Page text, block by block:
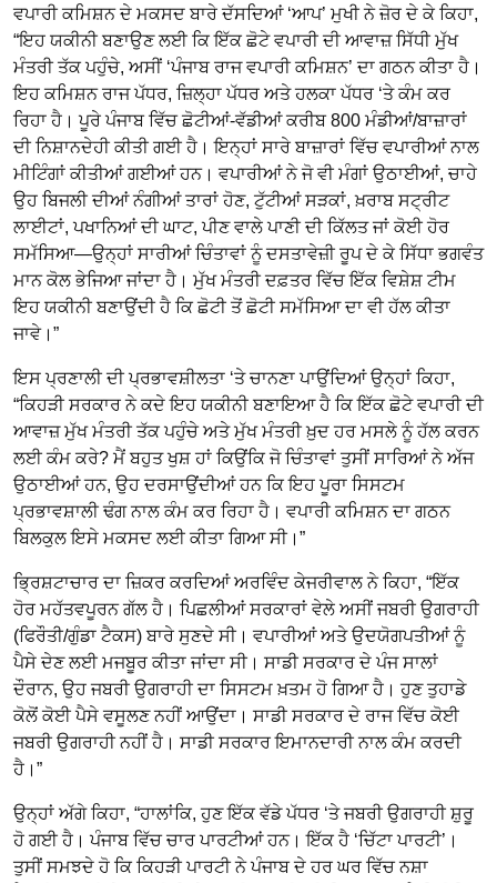
ਵਪਾਰੀ ਕਮਿਸ਼ਨ ਦੇ ਮਕਸਦ ਬਾਰੇ ਦੱਸਦਿਆਂ ‘ਆਪ’ ਮੁਖੀ ਨੇ ਜ਼ੋਰ ਦੇ ਕੇ ਕਿਹਾ,
“ਇਹ ਯਕੀਨੀ ਬਣਾਉਣ ਲਈ ਕਿ ਇੱਕ ਛੋਟੇ ਵਪਾਰੀ ਦੀ ਆਵਾਜ਼ ਸਿੱਧੀ ਮੁੱਖ
ਮੰਤਰੀ ਤੱਕ ਪਹੁੰਚੇ, ਅਸੀਂ ‘ਪੰਜਾਬ ਰਾਜ ਵਪਾਰੀ ਕਮਿਸ਼ਨ’ ਦਾ ਗਠਨ ਕੀਤਾ ਹੈ।
ਇਹ ਕਮਿਸ਼ਨ ਰਾਜ ਪੱਧਰ, ਜ਼ਿਲ੍ਹਾ ਪੱਧਰ ਅਤੇ ਹਲਕਾ ਪੱਧਰ ‘ਤੇ ਕੰਮ ਕਰ
ਰਿਹਾ ਹੈ। ਪੂਰੇ ਪੰਜਾਬ ਵਿੱਚ ਛੋਟੀਆਂ-ਵੱਡੀਆਂ ਕਰੀਬ 800 ਮੰਡੀਆਂ/ਬਾਜ਼ਾਰਾਂ
ਦੀ ਨਿਸ਼ਾਨਦੇਹੀ ਕੀਤੀ ਗਈ ਹੈ। ਇਨ੍ਹਾਂ ਸਾਰੇ ਬਾਜ਼ਾਰਾਂ ਵਿੱਚ ਵਪਾਰੀਆਂ ਨਾਲ
ਮੀਟਿੰਗਾਂ ਕੀਤੀਆਂ ਗਈਆਂ ਹਨ। ਵਪਾਰੀਆਂ ਨੇ ਜੋ ਵੀ ਮੰਗਾਂ ਉਠਾਈਆਂ, ਚਾਹੇ
ਉਹ ਬਿਜਲੀ ਦੀਆਂ ਨੰਗੀਆਂ ਤਾਰਾਂ ਹੋਣ, ਟੁੱਟੀਆਂ ਸੜਕਾਂ, ਖ਼ਰਾਬ ਸਟ੍ਰੀਟ
ਲਾਈਟਾਂ, ਪਖਾਨਿਆਂ ਦੀ ਘਾਟ, ਪੀਣ ਵਾਲੇ ਪਾਣੀ ਦੀ ਕਿੱਲਤ ਜਾਂ ਕੋਈ ਹੋਰ
ਸਮੱਸਿਆ—ਉਨ੍ਹਾਂ ਸਾਰੀਆਂ ਚਿੰਤਾਵਾਂ ਨੂੰ ਦਸਤਾਵੇਜ਼ੀ ਰੂਪ ਦੇ ਕੇ ਸਿੱਧਾ ਭਗਵੰਤ
ਮਾਨ ਕੋਲ ਭੇਜਿਆ ਜਾਂਦਾ ਹੈ। ਮੁੱਖ ਮੰਤਰੀ ਦਫ਼ਤਰ ਵਿੱਚ ਇੱਕ ਵਿਸ਼ੇਸ਼ ਟੀਮ
ਇਹ ਯਕੀਨੀ ਬਣਾਉਂਦੀ ਹੈ ਕਿ ਛੋਟੀ ਤੋਂ ਛੋਟੀ ਸਮੱਸਿਆ ਦਾ ਵੀ ਹੱਲ ਕੀਤਾ
ਜਾਵੇ।”
ਇਸ ਪ੍ਰਣਾਲੀ ਦੀ ਪ੍ਰਭਾਵਸ਼ੀਲਤਾ ‘ਤੇ ਚਾਨਣਾ ਪਾਉਂਦਿਆਂ ਉਨ੍ਹਾਂ ਕਿਹਾ,
“ਕਿਹੜੀ ਸਰਕਾਰ ਨੇ ਕਦੇ ਇਹ ਯਕੀਨੀ ਬਣਾਇਆ ਹੈ ਕਿ ਇੱਕ ਛੋਟੇ ਵਪਾਰੀ ਦੀ
ਆਵਾਜ਼ ਮੁੱਖ ਮੰਤਰੀ ਤੱਕ ਪਹੁੰਚੇ ਅਤੇ ਮੁੱਖ ਮੰਤਰੀ ਖ਼ੁਦ ਹਰ ਮਸਲੇ ਨੂੰ ਹੱਲ ਕਰਨ
ਲਈ ਕੰਮ ਕਰੇ? ਮੈਂ ਬਹੁਤ ਖੁਸ਼ ਹਾਂ ਕਿਉਂਕਿ ਜੋ ਚਿੰਤਾਵਾਂ ਤੁਸੀਂ ਸਾਰਿਆਂ ਨੇ ਅੱਜ
ਉਠਾਈਆਂ ਹਨ, ਉਹ ਦਰਸਾਉਂਦੀਆਂ ਹਨ ਕਿ ਇਹ ਪੂਰਾ ਸਿਸਟਮ
ਪ੍ਰਭਾਵਸ਼ਾਲੀ ਢੰਗ ਨਾਲ ਕੰਮ ਕਰ ਰਿਹਾ ਹੈ। ਵਪਾਰੀ ਕਮਿਸ਼ਨ ਦਾ ਗਠਨ
ਬਿਲਕੁਲ ਇਸੇ ਮਕਸਦ ਲਈ ਕੀਤਾ ਗਿਆ ਸੀ।”
ਭ੍ਰਿਸ਼ਟਾਚਾਰ ਦਾ ਜ਼ਿਕਰ ਕਰਦਿਆਂ ਅਰਵਿੰਦ ਕੇਜਰੀਵਾਲ ਨੇ ਕਿਹਾ, “ਇੱਕ
ਹੋਰ ਮਹੱਤਵਪੂਰਨ ਗੱਲ ਹੈ। ਪਿਛਲੀਆਂ ਸਰਕਾਰਾਂ ਵੇਲੇ ਅਸੀਂ ਜਬਰੀ ਉਗਰਾਹੀ
(ਫਿਰੌਤੀ/ਗੁੰਡਾ ਟੈਕਸ) ਬਾਰੇ ਸੁਣਦੇ ਸੀ। ਵਪਾਰੀਆਂ ਅਤੇ ਉਦਯੋਗਪਤੀਆਂ ਨੂੰ
ਪੈਸੇ ਦੇਣ ਲਈ ਮਜਬੂਰ ਕੀਤਾ ਜਾਂਦਾ ਸੀ। ਸਾਡੀ ਸਰਕਾਰ ਦੇ ਪੰਜ ਸਾਲਾਂ
ਦੌਰਾਨ, ਉਹ ਜਬਰੀ ਉਗਰਾਹੀ ਦਾ ਸਿਸਟਮ ਖ਼ਤਮ ਹੋ ਗਿਆ ਹੈ। ਹੁਣ ਤੁਹਾਡੇ
ਕੋਲੋਂ ਕੋਈ ਪੈਸੇ ਵਸੂਲਣ ਨਹੀਂ ਆਉਂਦਾ। ਸਾਡੀ ਸਰਕਾਰ ਦੇ ਰਾਜ ਵਿੱਚ ਕੋਈ
ਜਬਰੀ ਉਗਰਾਹੀ ਨਹੀਂ ਹੈ। ਸਾਡੀ ਸਰਕਾਰ ਇਮਾਨਦਾਰੀ ਨਾਲ ਕੰਮ ਕਰਦੀ
ਹੈ।”
ਉਨ੍ਹਾਂ ਅੱਗੇ ਕਿਹਾ, “ਹਾਲਾਂਕਿ, ਹੁਣ ਇੱਕ ਵੱਡੇ ਪੱਧਰ ‘ਤੇ ਜਬਰੀ ਉਗਰਾਹੀ ਸ਼ੁਰੂ
ਹੋ ਗਈ ਹੈ। ਪੰਜਾਬ ਵਿੱਚ ਚਾਰ ਪਾਰਟੀਆਂ ਹਨ। ਇੱਕ ਹੈ ‘ਚਿੱਟਾ ਪਾਰਟੀ’।
ਤੁਸੀਂ ਸਮਝਦੇ ਹੋ ਕਿ ਕਿਹੜੀ ਪਾਰਟੀ ਨੇ ਪੰਜਾਬ ਦੇ ਹਰ ਘਰ ਵਿੱਚ ਨਸ਼ਾ